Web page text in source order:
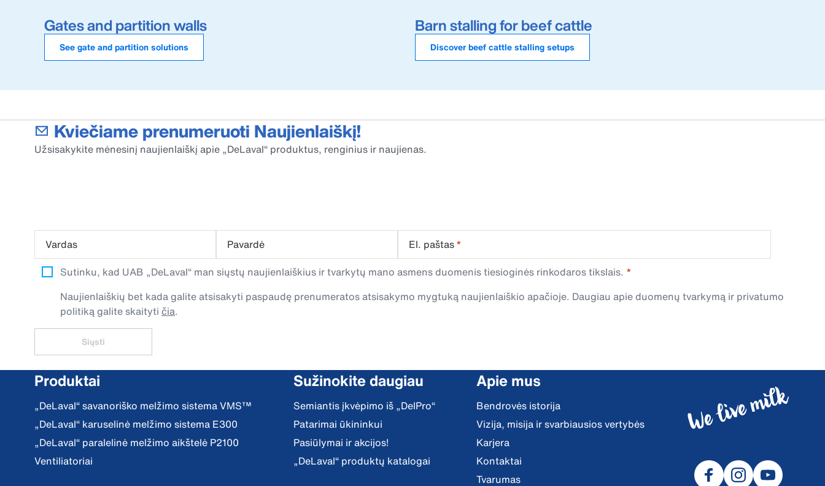
Gates and partition walls
See gate and partition solutions
Barn stalling for beef cattle
Discover beef cattle stalling setups
Kviečiame prenumeruoti Naujienlaiškį!
Užsisakykite mėnesinį naujienlaiškį apie „DeLaval“ produktus, renginius ir naujienas.
Vardas Pavardė El. paštas*
Sutinku, kad UAB „DeLaval“ man siųstų naujienlaiškius ir tvarkytų mano asmens duomenis tiesioginės rinkodaros tikslais.
Naujienlaiškių bet kada galite atsisakyti paspaudę prenumeratos atsisakymo mygtuką naujienlaiškio apačioje. Daugiau apie duomenų tvarkymą ir privatumo
politiką galite skaityti čia.
Siųsti
Produktai
„DeLaval“ savanoriško melžimo sistema VMS™
„DeLaval“ karuselinė melžimo sistema E300
„DeLaval“ paralelinė melžimo aikštelė P2100
Ventiliatoriai
Sužinokite daugiau
Semiantis įkvėpimo iš „DelPro“
Patarimai ūkininkui
Pasiūlymai ir akcijos!
„DeLaval“ produktų katalogai
Apie mus
Bendrovės istorija
Vizija, misija ir svarbiausios vertybės
Karjera
Kontaktai
Tvarumas